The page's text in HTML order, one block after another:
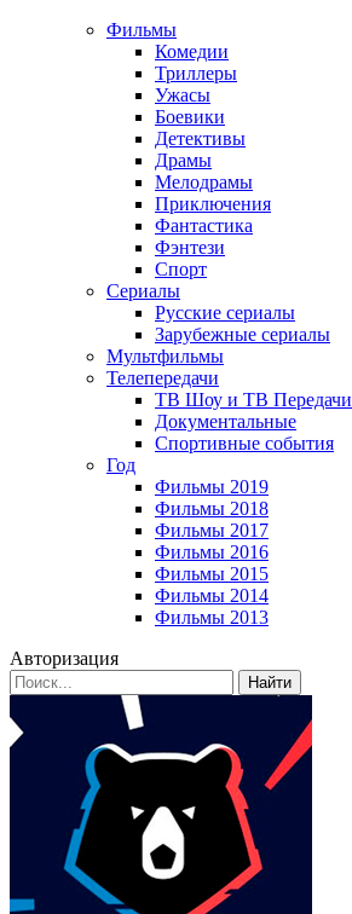
Фильмы
Комедии
Триллеры
Ужасы
Боевики
Детективы
Драмы
Мелодрамы
Приключения
Фантастика
Фэнтези
Спорт
Сериалы
Русские сериалы
Зарубежные сериалы
Мультфильмы
Телепередачи
ТВ Шоу и ТВ Передачи
Документальные
Спортивные события
Год
Фильмы 2019
Фильмы 2018
Фильмы 2017
Фильмы 2016
Фильмы 2015
Фильмы 2014
Фильмы 2013
Авторизация
Найти